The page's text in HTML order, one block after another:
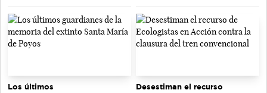
Los últimos
Desestiman el recurso